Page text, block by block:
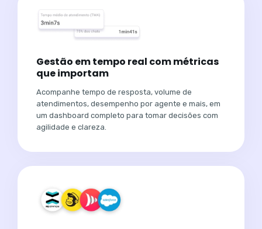
Gestão em tempo real com métricas
que importam
Acompanhe tempo de resposta, volume de
atendimentos, desempenho por agente e mais, em
um dashboard completo para tomar decisões com
agilidade e clareza.